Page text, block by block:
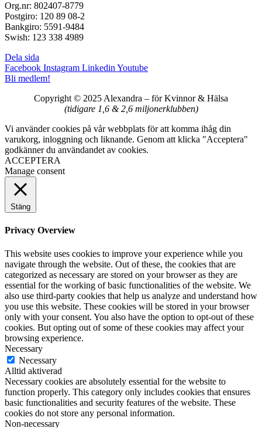
Org.nr: 802407-8779
Postgiro: 120 89 08-2
Bankgiro: 5591-9484
Swish: 123 338 4989
Dela sida
Facebook Instagram Linkedin Youtube
Bli medlem!
Copyright © 2025 Alexandra – för Kvinnor & Hälsa
(tidigare 1,6 & 2,6 miljonerklubben)
Vi använder cookies på vår webbplats för att komma ihåg din
varukorg, inloggning och liknande. Genom att klicka "Acceptera"
godkänner du användandet av cookies.
ACCEPTERA
Manage consent
Stäng
Privacy Overview
This website uses cookies to improve your experience while you
navigate through the website. Out of these, the cookies that are
categorized as necessary are stored on your browser as they are
essential for the working of basic functionalities of the website. We
also use third-party cookies that help us analyze and understand how
you use this website. These cookies will be stored in your browser
only with your consent. You also have the option to opt-out of these
cookies. But opting out of some of these cookies may affect your
browsing experience.
Necessary
Necessary
Alltid aktiverad
Necessary cookies are absolutely essential for the website to
function properly. This category only includes cookies that ensures
basic functionalities and security features of the website. These
cookies do not store any personal information.
Non-necessary